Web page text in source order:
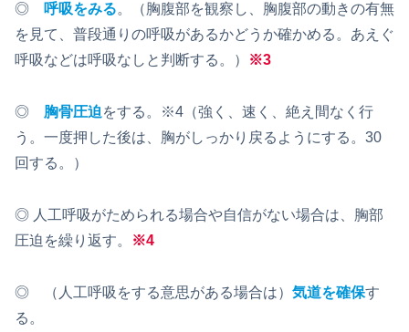
◎ 呼吸をみる。（胸腹部を観察し、胸腹部の動きの有無
を見て、普段通りの呼吸があるかどうか確かめる。あえぐ
呼吸などは呼吸なしと判断する。）
※3
◎ 胸骨圧迫 をする。※4（強く、速く、絶え間なく行
う。一度押した後は、胸がしっかり戻るようにする。30
回する。）
◎ 人工呼吸がためられる場合や自信がない場合は、胸部
圧迫を繰り返す。
※4
◎ （人工呼吸をする意思がある場合は） 気道を確保す
る。